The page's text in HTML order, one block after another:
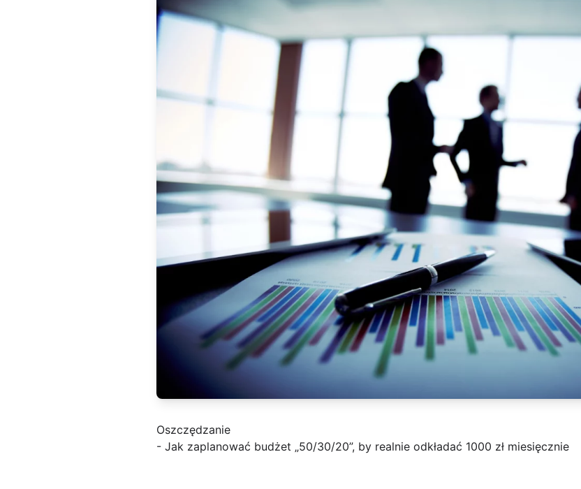
Oszczędzanie
- Jak zaplanować budżet „50/30/20”, by realnie odkładać 1000 zł miesięcznie